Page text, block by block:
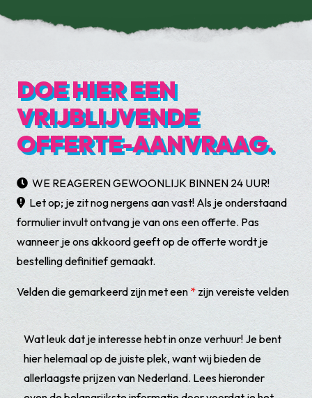
DOE HIER EEN
VRIJBLIJVENDE
OFFERTE-AANVRAAG.
WE REAGEREN GEWOONLIJK BINNEN 24 UUR!
Let op; je zit nog nergens aan vast! Als je onderstaand
formulier invult ontvang je van ons een offerte. Pas
wanneer je ons akkoord geeft op de offerte wordt je
bestelling definitief gemaakt.
Velden die gemarkeerd zijn met een * zijn vereiste velden
Wat leuk dat je interesse hebt in onze verhuur! Je bent
hier helemaal op de juiste plek, want wij bieden de
allerlaagste prijzen van Nederland. Lees hieronder